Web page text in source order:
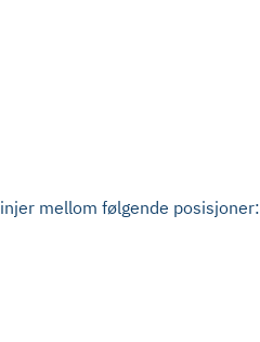
mellom følgende posisjoner: